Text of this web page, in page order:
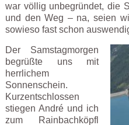
war völlig unbegründet, die
und den Weg – na, seien
sowieso fast schon
Der Samstagmorgen
begrüßte uns mit
herrlichem
Sonnenschein.
Kurzentschlossen
stiegen André und ich
zum Rainbachköpfl